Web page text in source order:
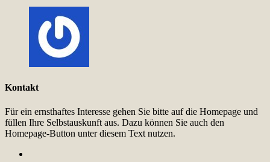
Kontakt
Für ein ernsthaftes Interesse gehen Sie bitte auf die Homepage und
füllen Ihre Selbstauskunft aus. Dazu können Sie auch den
Homepage-Button unter diesem Text nutzen.